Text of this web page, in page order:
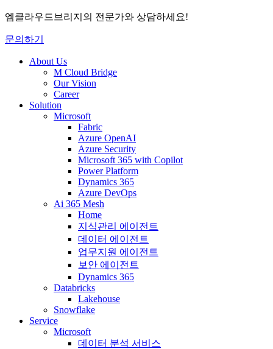
엠클라우드브리지의 전문가와 상담하세요!
문의하기
About Us
M Cloud Bridge
Our Vision
Career
Solution
Microsoft
Fabric
Azure OpenAI
Azure Security
Microsoft 365 with Copilot
Power Platform
Dynamics 365
Azure DevOps
Ai 365 Mesh
Home
지식관리 에이전트
데이터 에이전트
업무지원 에이전트
보안 에이전트
Dynamics 365
Databricks
Lakehouse
Snowflake
Service
Microsoft
데이터 분석 서비스